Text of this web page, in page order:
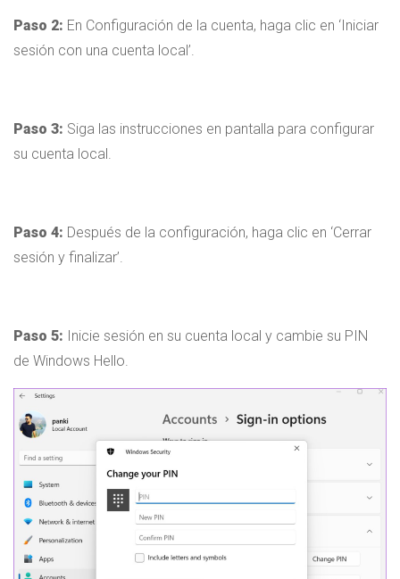
Paso 2: En Configuración de la cuenta, haga clic en ‘Iniciar
sesión con una cuenta local’.
Paso 3: Siga las instrucciones en pantalla para configurar
su cuenta local.
Paso 4: Después de la configuración, haga clic en ‘Cerrar
sesión y finalizar’.
Paso 5: Inicie sesión en su cuenta local y cambie su PIN
de Windows Hello.